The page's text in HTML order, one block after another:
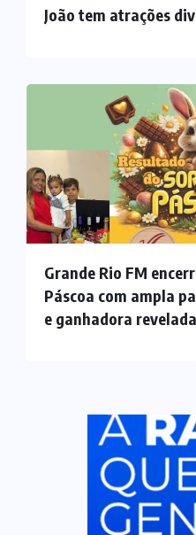
João tem atrações
Grande Rio FM
Páscoa com ampla
e ganhadora